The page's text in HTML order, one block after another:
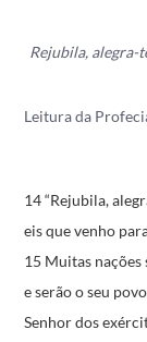
Rejubila, alegra-
Leitura da
14 “Rejubila,
eis que venho
15 Muitas nações
e serão o seu
Senhor dos